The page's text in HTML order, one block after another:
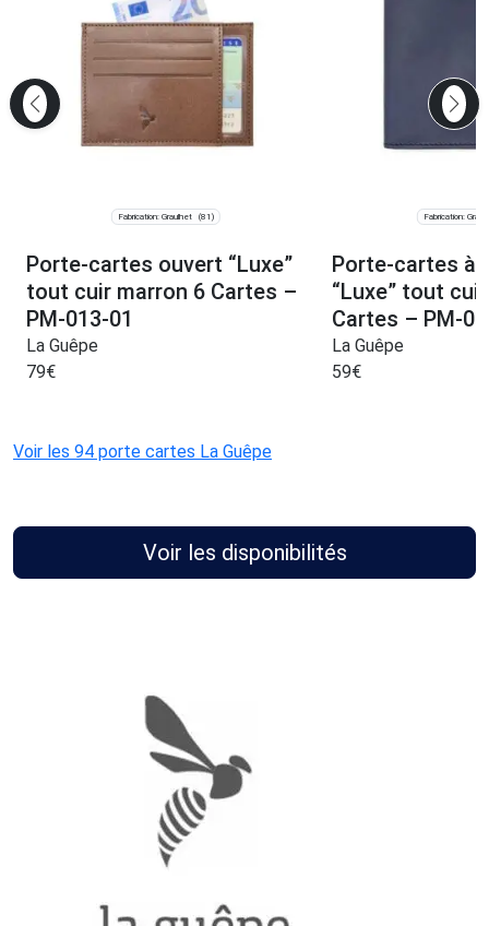
Fabrication: Graulhet (81)
Porte-cartes ouvert “Luxe”
tout cuir marron 6 Cartes –
PM-013-01
La Guêpe
79€
Fabrication:
Porte-cartes à
“Luxe” tout
Cartes – PM-
La Guêpe
59€
Voir les 94 porte cartes La Guêpe
Voir les disponibilités